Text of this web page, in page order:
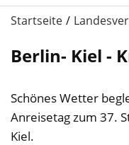
Startseite
Berlin- Kiel -
Schönes Wetter
Anreisetag zum 37.
Kiel.